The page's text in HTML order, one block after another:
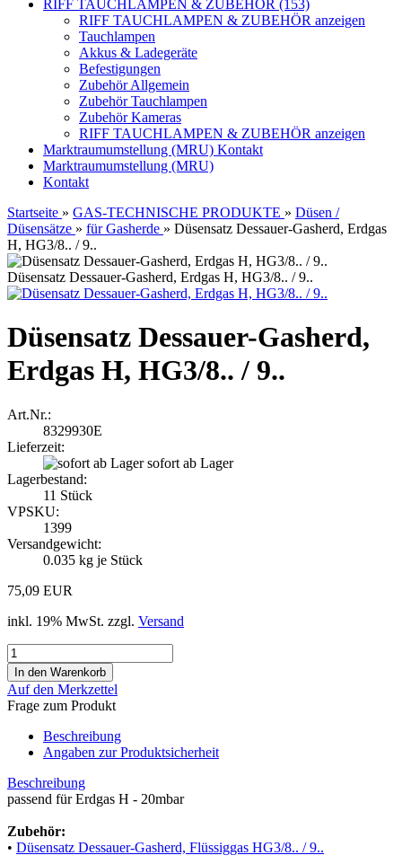
RIFF TAUCHLAMPEN & ZUBEHÖR (153)
RIFF TAUCHLAMPEN & ZUBEHÖR anzeigen
Tauchlampen
Akkus & Ladegeräte
Befestigungen
Zubehör Allgemein
Zubehör Tauchlampen
Zubehör Kameras
RIFF TAUCHLAMPEN & ZUBEHÖR anzeigen
Marktraumumstellung (MRU) Kontakt
Marktraumumstellung (MRU)
Kontakt
Startseite » GAS-TECHNISCHE PRODUKTE » Düsen /
Düsensätze » für Gasherde » Düsensatz Dessauer-Gasherd, Erdgas
H, HG3/8.. / 9..
Düsensatz Dessauer-Gasherd, Erdgas H, HG3/8.. / 9..
Düsensatz Dessauer-Gasherd,
Erdgas H, HG3/8.. / 9..
Art.Nr.:
8329930E
Lieferzeit:
sofort ab Lager
Lagerbestand:
11 Stück
VPSKU:
1399
Versandgewicht:
0.035 kg je Stück
75,09 EUR
inkl. 19% MwSt. zzgl. Versand
Auf den Merkzettel
Frage zum Produkt
Beschreibung
Angaben zur Produktsicherheit
Beschreibung
passend für Erdgas H - 20mbar
Zubehör:
• Düsensatz Dessauer-Gasherd, Flüssiggas HG3/8.. / 9..